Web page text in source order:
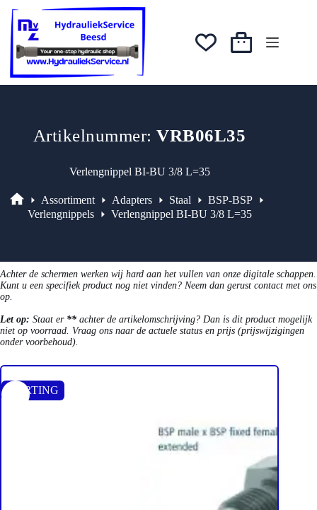
naar
inhoud
was:
€4,69.
€3,99.
Winkelwagen
Artikelnummer:VRB06L35
Verlengnippel BI-BU 3/8 L=35
Assortiment
Assortiment Adapters Staal
BSP-BSP
Verlengnippels
Verlengnippel BI-BU 3/8 L=35
Achter de schermen werken wij hard aan het vullen van onze digitale schappen.
Kunt u een specifiek product nog niet vinden? Neem dan gerust contact met ons
op.
Let op: Staat er ** achter de artikelomschrijving? Dan is dit product mogelijk
niet op voorraad. Vraag ons naar de actuele status en prijs (prijswijzigingen
onder voorbehoud).
KORTING